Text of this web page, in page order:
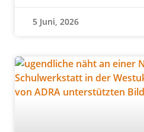
5 Juni, 2026